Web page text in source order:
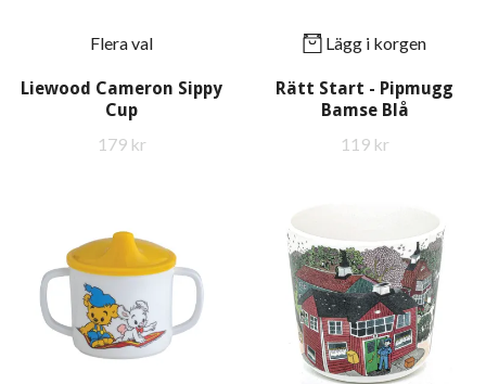
Flera val
Liewood Cameron Sippy
Cup
179 kr
Lägg i korgen
Rätt Start - Pipmugg
Bamse Blå
119 kr